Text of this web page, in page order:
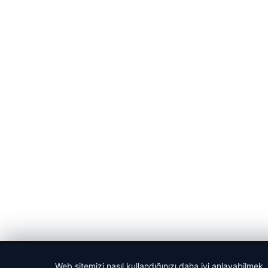
Web sitemizi nasıl kullandığınızı daha iyi